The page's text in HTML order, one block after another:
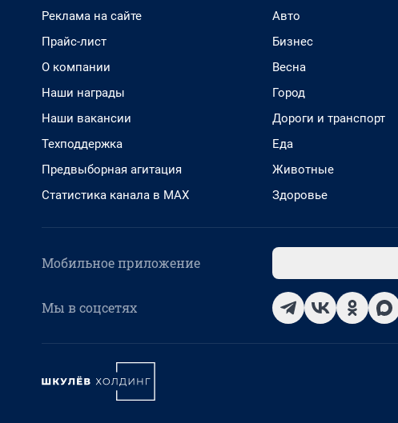
Реклама на сайте
Прайс-лист
О компании
Наши награды
Наши вакансии
Техподдержка
Предвыборная агитация
Статистика канала в MAX
Авто
Бизнес
Весна
Город
Дороги и транспорт
Еда
Животные
Здоровье
Мобильное приложение
Мы в соцсетях